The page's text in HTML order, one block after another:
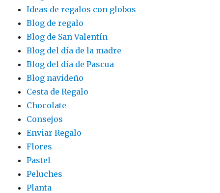
Ideas de regalos con globos
Blog de regalo
Blog de San Valentín
Blog del día de la madre
Blog del día de Pascua
Blog navideño
Cesta de Regalo
Chocolate
Consejos
Enviar Regalo
Flores
Pastel
Peluches
Planta